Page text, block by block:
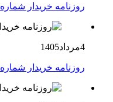
روزنامه خریدار شماره2196
4مرداد1405
روزنامه خریدار شماره 2195